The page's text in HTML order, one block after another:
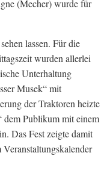
(Mecher) wurde für
lassen. Für die
wurden allerlei
Unterhaltung
Musek“ mit
der Traktoren heizte
dem Publikum mit einem
Das Fest zeigte damit
Veranstaltungskalender